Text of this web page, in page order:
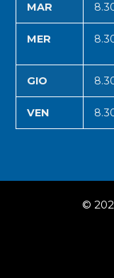
MAR
MER
GIO
VEN
©